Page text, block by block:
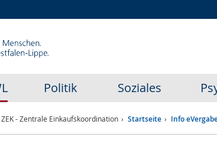
Politik Soziales
ZEK - Zentrale Einkaufskoordination Startseite Info